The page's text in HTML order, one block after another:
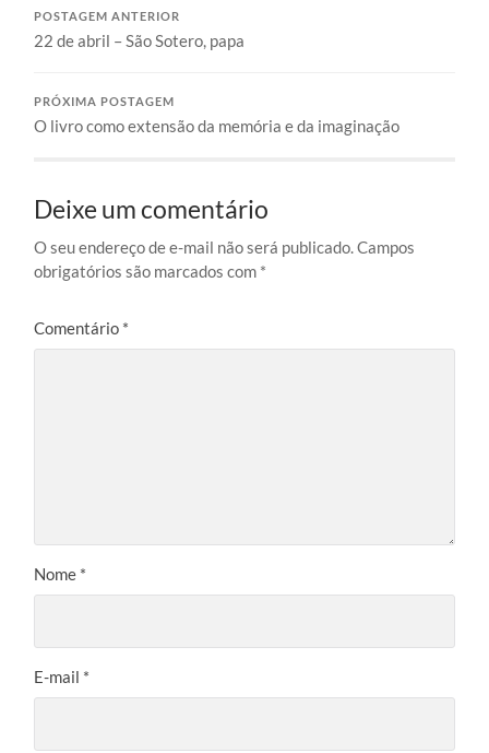
POSTAGEM ANTERIOR
22 de abril – São Sotero, papa
PRÓXIMA POSTAGEM
O livro como extensão da memória e da imaginação
Deixe um comentário
O seu endereço de e-mail não será publicado. Campos
obrigatórios são marcados com *
Comentário *
Nome *
E-mail *